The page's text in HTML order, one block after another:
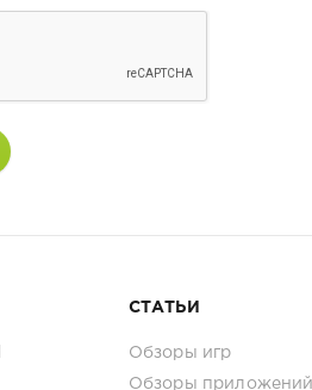
СТАТЬИ
Обзоры игр
Обзоры приложений